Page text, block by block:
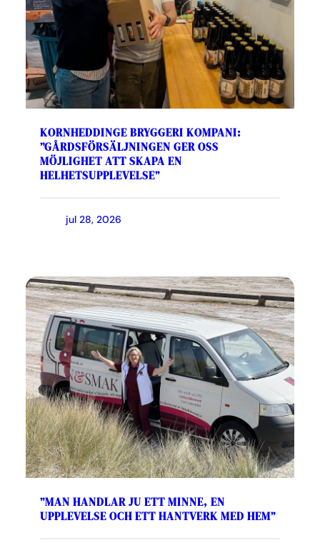
KORNHEDDINGE BRYGGERI KOMPANI:
”GÅRDSFÖRSÄLJNINGEN GER OSS
MÖJLIGHET ATT SKAPA EN
HELHETSUPPLEVELSE”
jul 28, 2026
”MAN HANDLAR JU ETT MINNE, EN
UPPLEVELSE OCH ETT HANTVERK MED HEM”